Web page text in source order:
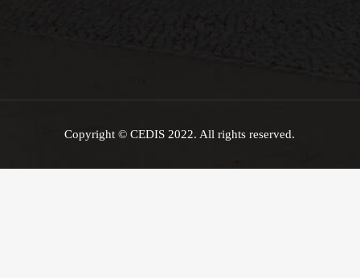
Copyright © CEDIS 2022. All rights reserved.